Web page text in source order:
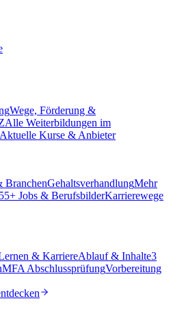
Wege, Förderung &
Alle Weiterbildungen im
Aktuelle Kurse & Anbieter
BranchenGehaltsverhandlungMehr
55+ Jobs & BerufsbilderKarrierewege
& KarriereAblauf & Inhalte3
MFA AbschlussprüfungVorbereitung